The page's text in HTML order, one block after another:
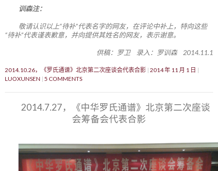
训森注：
敬请认识以上“待补”代表名字的网友，在评论中补上，特向这些
“待补”代表谨表歉意，并向提供其姓名的网友，表示谢意。
供稿：罗卫 录入：罗训森 2014.11.1
2014.10.26，《罗氏通谱》北京第二次座谈会代表合影 2014 年 11 月 1 日
LUOXUNSEN 5 COMMENTS
2014.7.27，《中华罗氏通谱》北京第二次座谈
会筹备会代表合影